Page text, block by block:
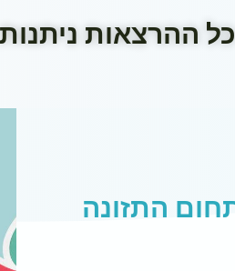
כל ההרצאות ניתנות
התזונה